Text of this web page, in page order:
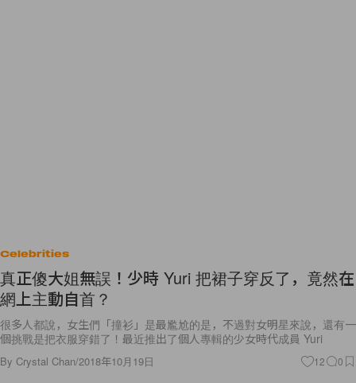
Celebrities
真正傻大姐無誤！少時 Yuri 把裙子穿反了，竟然在
網上主動自首？
很多人都說，女生們「撞衫」是最尷尬的是，不過對女明星來說，還有一
個挑戰是把衣服穿錯了！最近推出了個人專輯的少女時代成員 Yuri
By Crystal Chan/2018年10月19日 12 0